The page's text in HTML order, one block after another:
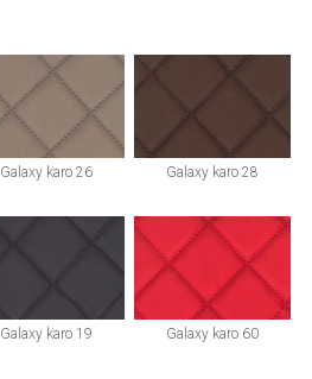
Galaxy karo 26 Galaxy karo 28
Galaxy karo 19 Galaxy karo 60